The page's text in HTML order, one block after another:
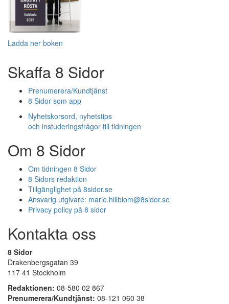
Ladda ner boken
Skaffa 8 Sidor
Prenumerera/Kundtjänst
8 Sidor som app
Nyhetskorsord, nyhetstips
och instuderingsfrågor till tidningen
Om 8 Sidor
Om tidningen 8 Sidor
8 Sidors redaktion
Tillgänglighet på 8sidor.se
Ansvarig utgivare: marie.hillblom@8sidor.se
Privacy policy på 8 sidor
Kontakta oss
8 Sidor
Drakenbergsgatan 39
117 41 Stockholm
Redaktionen: 08-580 02 867
Prenumerera/Kundtjänst: 08-121 060 38